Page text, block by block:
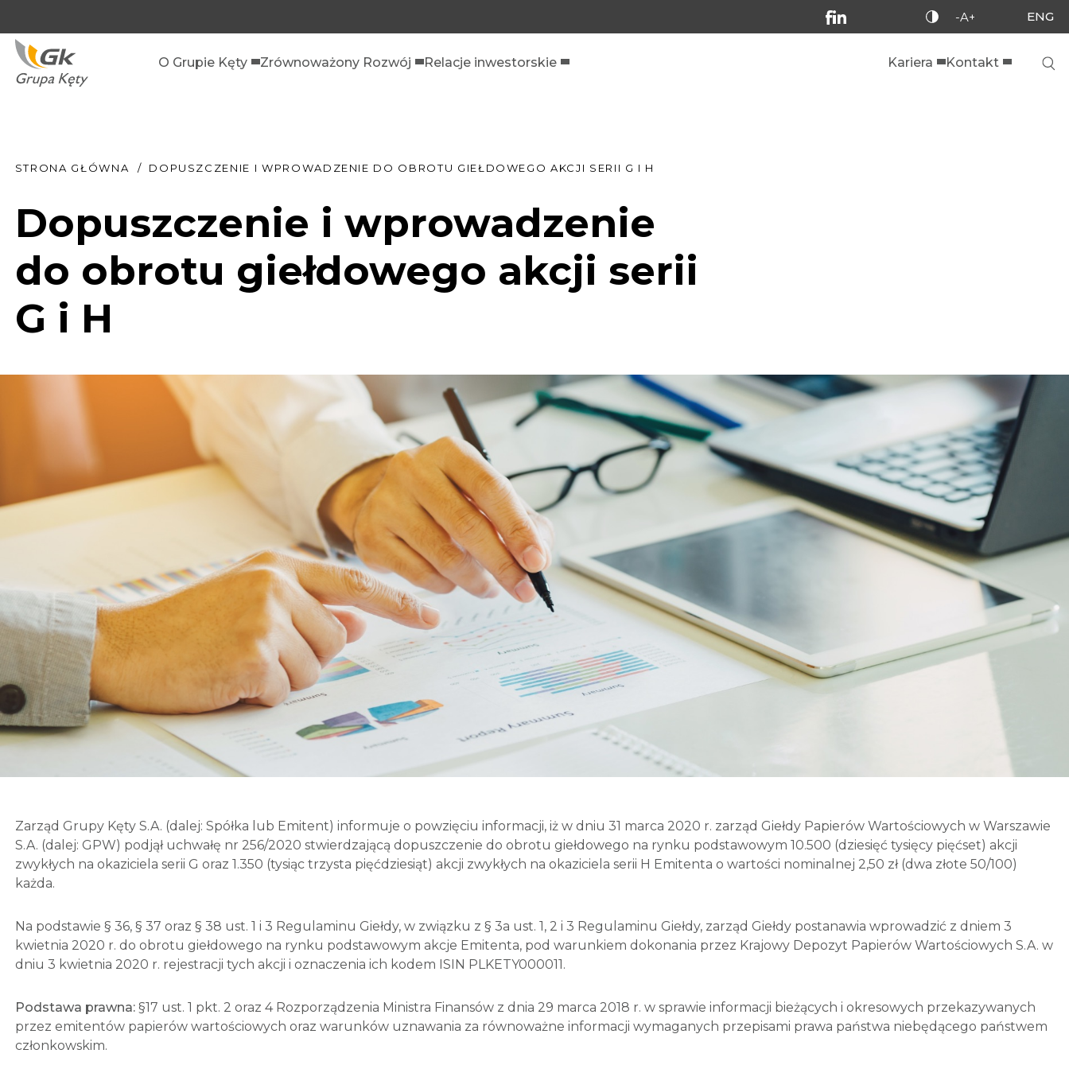
-A+ ENG
O Grupie Kęty Zrównoważony Rozwój Relacje inwestorskie Kariera Kontakt
STRONA GŁÓWNA DOPUSZCZENIE I WPROWADZENIE DO OBROTU GIEŁDOWEGO AKCJI SERII G I H
Dopuszczenie i wprowadzenie
do obrotu giełdowego akcji serii
G i H
Zarząd Grupy Kęty S.A. (dalej: Spółka lub Emitent) informuje o powzięciu informacji, iż w dniu 31 marca 2020 r. zarząd Giełdy Papierów Wartościowych w Warszawie
S.A. (dalej: GPW) podjął uchwałę nr 256/2020 stwierdzającą dopuszczenie do obrotu giełdowego na rynku podstawowym 10.500 (dziesięć tysięcy pięćset) akcji
zwykłych na okaziciela serii G oraz 1.350 (tysiąc trzysta pięćdziesiąt) akcji zwykłych na okaziciela serii H Emitenta o wartości nominalnej 2,50 zł (dwa złote 50/100)
każda.
Na podstawie § 36, § 37 oraz § 38 ust. 1 i 3 Regulaminu Giełdy, w związku z § 3a ust. 1, 2 i 3 Regulaminu Giełdy, zarząd Giełdy postanawia wprowadzić z dniem 3
kwietnia 2020 r. do obrotu giełdowego na rynku podstawowym akcje Emitenta, pod warunkiem dokonania przez Krajowy Depozyt Papierów Wartościowych S.A. w
dniu 3 kwietnia 2020 r. rejestracji tych akcji i oznaczenia ich kodem ISIN PLKETY000011.
Podstawa prawna:§17 ust. 1 pkt. 2 oraz 4 Rozporządzenia Ministra Finansów z dnia 29 marca 2018 r. w sprawie informacji bieżących i okresowych przekazywanych
przez emitentów papierów wartościowych oraz warunków uznawania za równoważne informacji wymaganych przepisami prawa państwa niebędącego państwem
członkowskim.